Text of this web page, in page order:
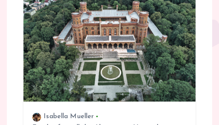
n
a
v
g
Isabella Mueller